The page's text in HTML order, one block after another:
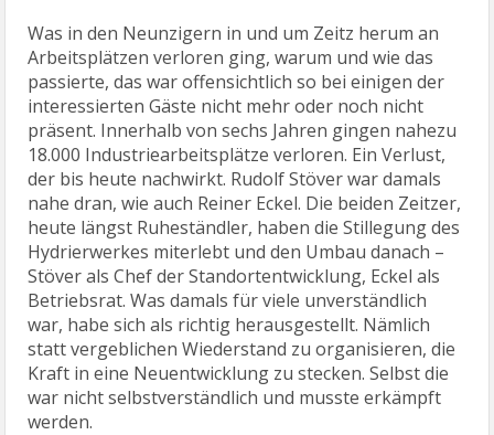
Was in den Neunzigern in und um Zeitz herum an
Arbeitsplätzen verloren ging, warum und wie das
passierte, das war offensichtlich so bei einigen der
interessierten Gäste nicht mehr oder noch nicht
präsent. Innerhalb von sechs Jahren gingen nahezu
18.000 Industriearbeitsplätze verloren. Ein Verlust,
der bis heute nachwirkt. Rudolf Stöver war damals
nahe dran, wie auch Reiner Eckel. Die beiden Zeitzer,
heute längst Ruheständler, haben die Stillegung des
Hydrierwerkes miterlebt und den Umbau danach –
Stöver als Chef der Standortentwicklung, Eckel als
Betriebsrat. Was damals für viele unverständlich
war, habe sich als richtig herausgestellt. Nämlich
statt vergeblichen Wiederstand zu organisieren, die
Kraft in eine Neuentwicklung zu stecken. Selbst die
war nicht selbstverständlich und musste erkämpft
werden.